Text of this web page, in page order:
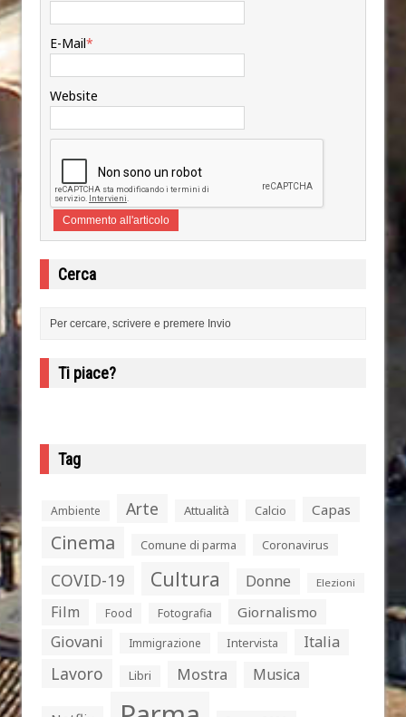
E-Mail*
Website
Cerca
Ti piace?
Tag
Ambiente Arte Attualità Calcio Capas
Cinema Comune di parma Coronavirus
COVID-19 Cultura Donne Elezioni
Film Food Fotografia Giornalismo
Giovani Immigrazione Intervista Italia
Lavoro Libri Mostra Musica